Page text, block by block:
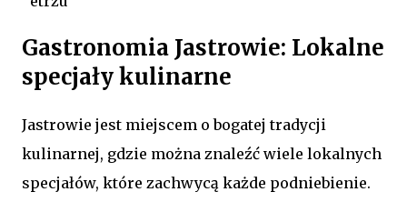
Gastronomia Jastrowie: Lokalne
specjały kulinarne
Jastrowie jest miejscem o bogatej tradycji
kulinarnej, gdzie można znaleźć wiele lokalnych
specjałów, które zachwycą każde podniebienie.